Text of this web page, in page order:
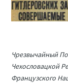
Чрезвычайный
Чехословацкой
Французского